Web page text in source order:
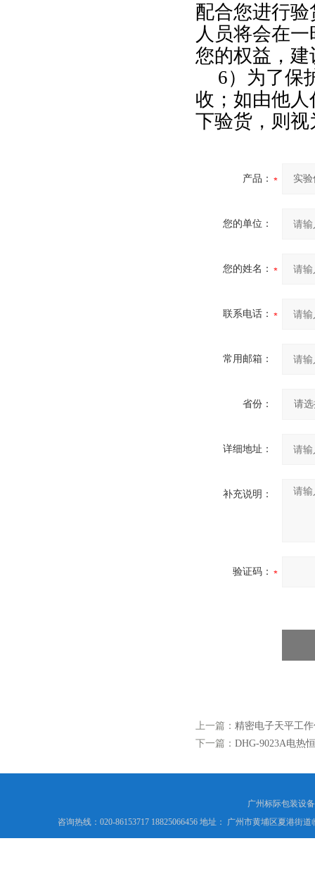
配合您进行
人员将会在
您的权益，
6）为了保
收；如由他
下验货，则
产品：
您的单位：
您的姓名：
联系电话：
常用邮箱：
省份：
详细地址：
补充说明：
验证码：
上一篇： 精密电子天平工
下一篇： DHG-9023A电热
广州标际包装设
咨询热线：020-86153717 18825066456 地址： 广州市黄埔区夏港街